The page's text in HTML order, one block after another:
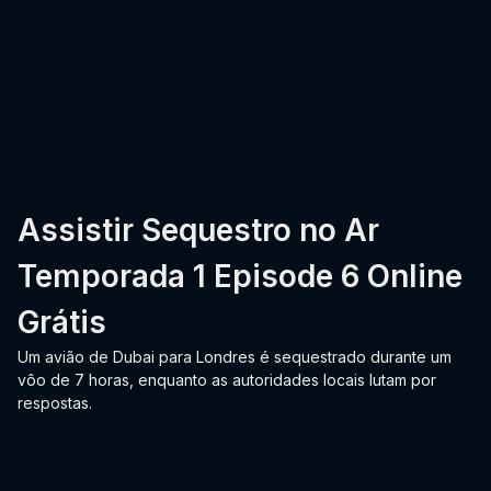
Assistir Sequestro no Ar
Temporada 1 Episode 6 Online
Grátis
Um avião de Dubai para Londres é sequestrado durante um
vôo de 7 horas, enquanto as autoridades locais lutam por
respostas.